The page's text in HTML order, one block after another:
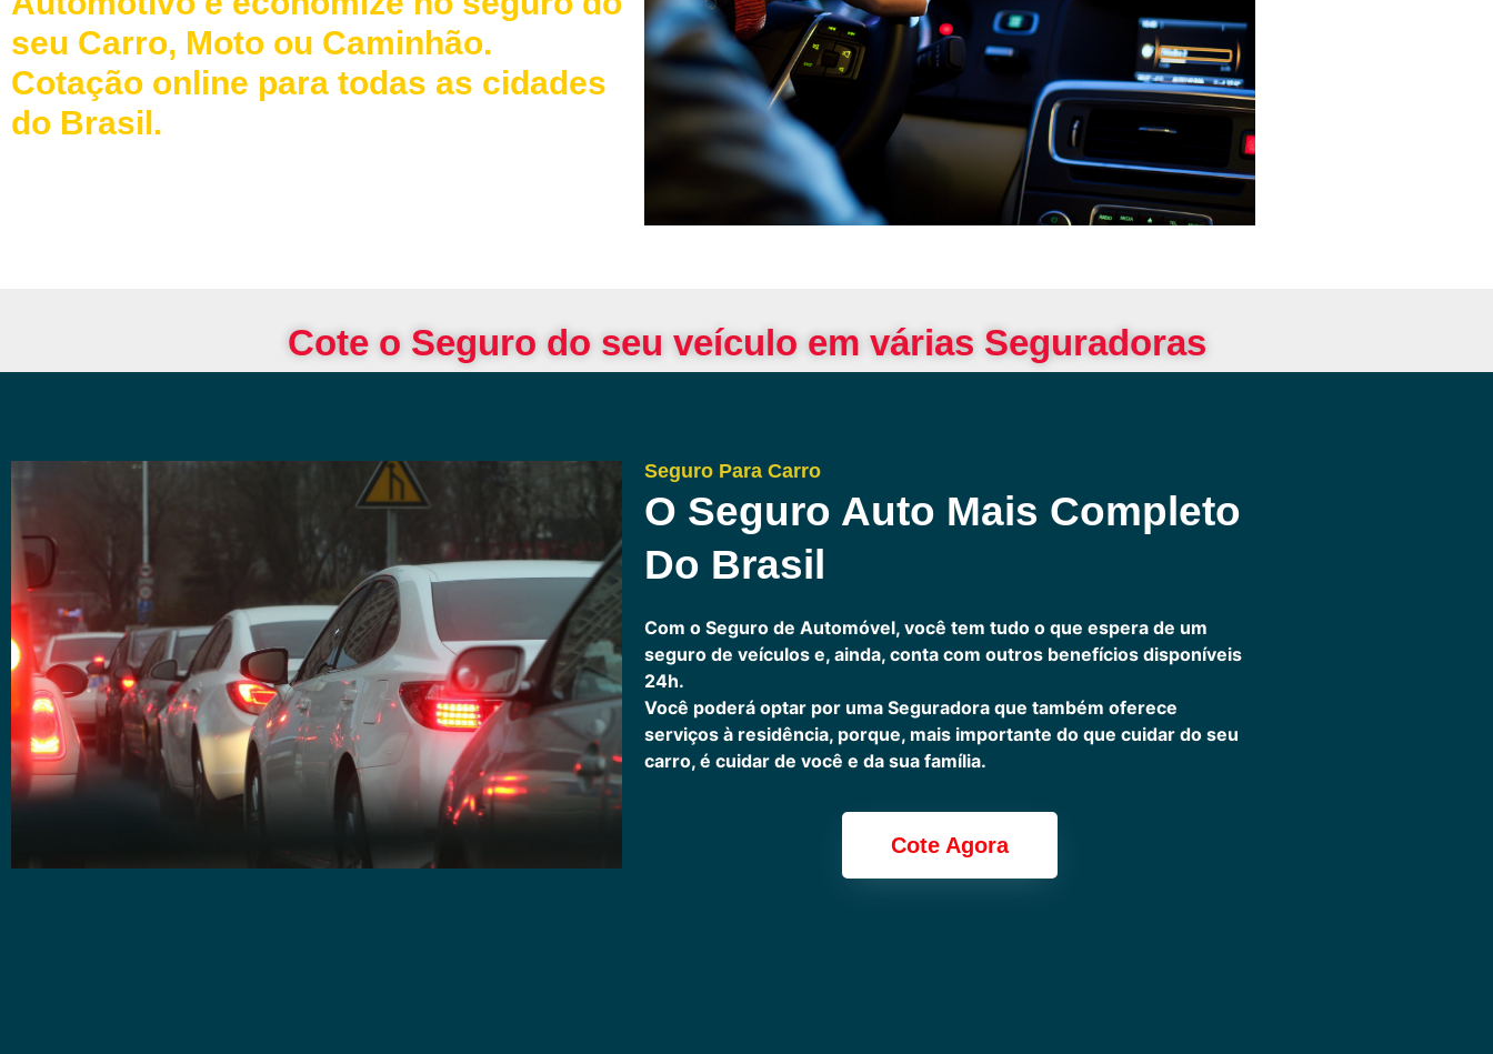
seu Carro, Moto ou Caminhão.
Cotação online para todas as cidades
do Brasil.
Cote o Seguro do seu veículo em várias Seguradoras
Seguro Para Carro
O Seguro Auto Mais Completo
Do Brasil
Com o Seguro de Automóvel, você tem tudo o que espera de um
seguro de veículos e, ainda, conta com outros benefícios disponíveis
24h.
Você poderá optar por uma Seguradora que também oferece
serviços à residência, porque, mais importante do que cuidar do seu
carro, é cuidar de você e da sua família.
Cote Agora